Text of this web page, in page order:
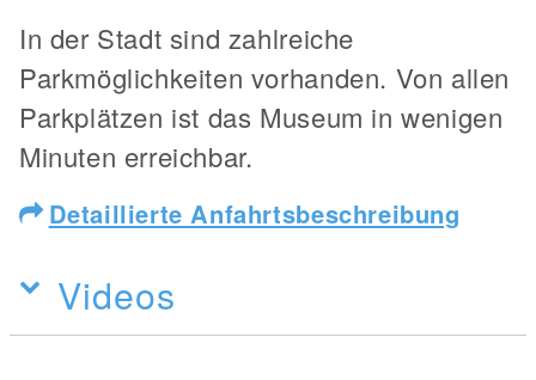
In der Stadt sind zahlreiche
Parkmöglichkeiten vorhanden. Von allen
Parkplätzen ist das Museum in wenigen
Minuten erreichbar.
Detaillierte Anfahrtsbeschreibung
Videos